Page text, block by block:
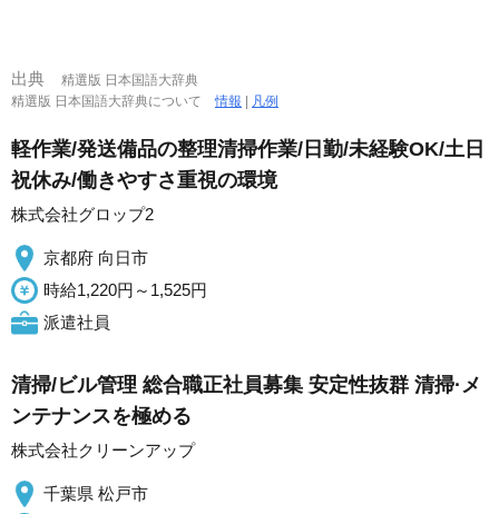
出典
精選版 日本国語大辞典
精選版 日本国語大辞典について情報 | 凡例
軽作業/発送備品の整理清掃作業/日勤/未経験OK/土日
祝休み/働きやすさ重視の環境
株式会社グロップ2
京都府 向日市
時給1,220円～1,525円
派遣社員
清掃/ビル管理 総合職正社員募集 安定性抜群 清掃·メ
ンテナンスを極める
株式会社クリーンアップ
千葉県 松戸市